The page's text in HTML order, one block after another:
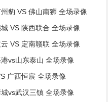
豹 VS 佛山南狮 全场录像
VS 陕西联合 全场录像
VS 定南赣联 全场录像
vs山东泰山 全场录像
广西恒宸 全场录像
vs武汉三镇 全场录像